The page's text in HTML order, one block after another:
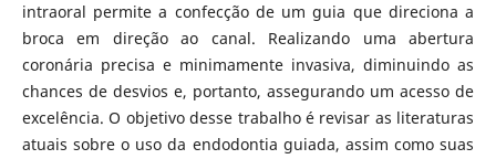
intraoral permite a confecção de um guia que direciona a
broca em direção ao canal. Realizando uma abertura
coronária precisa e minimamente invasiva, diminuindo as
chances de desvios e, portanto, assegurando um acesso de
excelência. O objetivo desse trabalho é revisar as literaturas
atuais sobre o uso da endodontia guiada, assim como suas